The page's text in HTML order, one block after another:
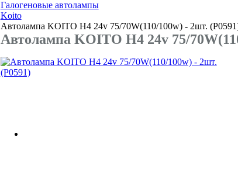
Галогеновые автолампы
Koito
Автолампа KOITO H4 24v 75/70W(110/100w) - 2шт.
Автолампа KOITO H4 24v 75/